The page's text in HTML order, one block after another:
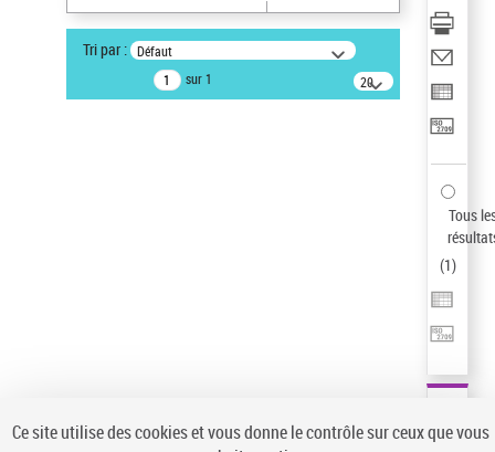
Type de notice d'autorité
Tri par : Défaut
sur 1
20
résultats/page
Tous
(1)
Ce site utilise des cookies et vous donne le contrôle sur ceux que vous